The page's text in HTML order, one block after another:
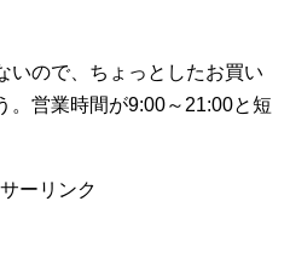
いので、ちょっとしたお買い
。営業時間が9:00～21:00と短
ーリンク